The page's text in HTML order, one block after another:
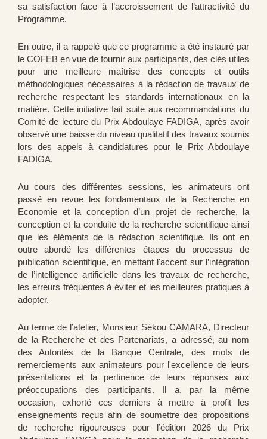
sa satisfaction face à l’accroissement de l’attractivité du
Programme.
En outre, il a rappelé que ce programme a été instauré par
le COFEB en vue de fournir aux participants, des clés utiles
pour une meilleure maîtrise des concepts et outils
méthodologiques nécessaires à la rédaction de travaux de
recherche respectant les standards internationaux en la
matière. Cette initiative fait suite aux recommandations du
Comité de lecture du Prix Abdoulaye FADIGA, après avoir
observé une baisse du niveau qualitatif des travaux soumis
lors des appels à candidatures pour le Prix Abdoulaye
FADIGA.
Au cours des différentes sessions, les animateurs ont
passé en revue les fondamentaux de la Recherche en
Economie et la conception d’un projet de recherche, la
conception et la conduite de la recherche scientifique ainsi
que les éléments de la rédaction scientifique. Ils ont en
outre abordé les différentes étapes du processus de
publication scientifique, en mettant l'accent sur l’intégration
de l’intelligence artificielle dans les travaux de recherche,
les erreurs fréquentes à éviter et les meilleures pratiques à
adopter.
Au terme de l’atelier, Monsieur Sékou CAMARA, Directeur
de la Recherche et des Partenariats, a adressé, au nom
des Autorités de la Banque Centrale, des mots de
remerciements aux animateurs pour l'excellence de leurs
présentations et la pertinence de leurs réponses aux
préoccupations des participants. Il a, par la même
occasion, exhorté ces derniers à mettre à profit les
enseignements reçus afin de soumettre des propositions
de recherche rigoureuses pour l’édition 2026 du Prix